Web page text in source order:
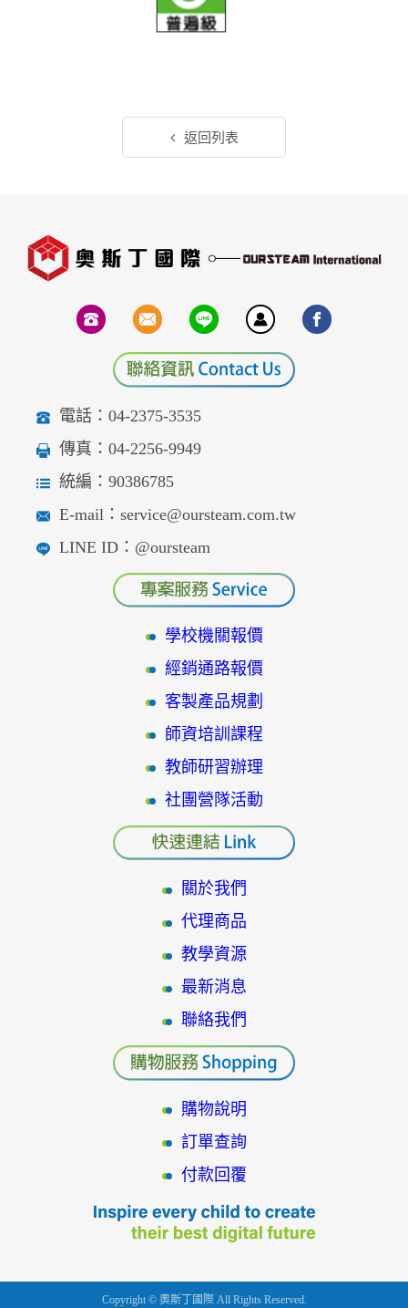
返回列表
電話：04-2375-3535
傳真：04-2256-9949
統編：90386785
E-mail：service@oursteam.com.tw
LINE ID：@oursteam
學校機關報價
經銷通路報價
客製產品規劃
師資培訓課程
教師研習辦理
社團營隊活動
關於我們
代理商品
教學資源
最新消息
聯絡我們
購物說明
訂單查詢
付款回覆
Copyright © 奧斯丁國際 All Rights Reserved.